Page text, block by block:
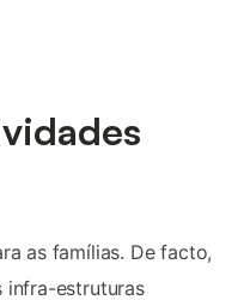
as famílias. De facto,
infra-estruturas